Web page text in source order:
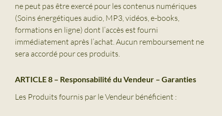
ne peut pas être exercé pour les contenus numériques
(Soins énergétiques audio, MP3, vidéos, e-books,
formations en ligne) dont l’accès est fourni
immédiatement après l’achat. Aucun remboursement ne
sera accordé pour ces produits.
ARTICLE 8 – Responsabilité du Vendeur – Garanties
Les Produits fournis par le Vendeur bénéficient :